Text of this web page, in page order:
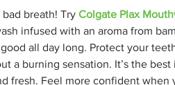
breath! Try Colgate Plax
infused with an aroma from
all day long. Protect your
a burning sensation. It’s the
fresh. Feel more confident when